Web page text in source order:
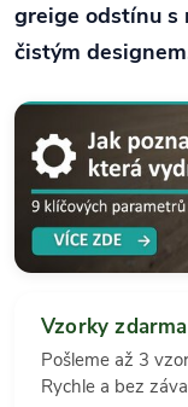
greige odstínu s
čistým
Vzorky zdarma
Pošleme až 3
Rychle a bez